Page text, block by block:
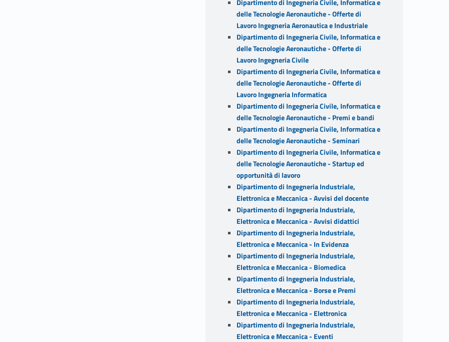
Dipartimento di Ingegneria Civile, Informatica e
delle Tecnologie Aeronautiche - Offerte di
Lavoro Ingegneria Aeronautica e Industriale
Dipartimento di Ingegneria Civile, Informatica e
delle Tecnologie Aeronautiche - Offerte di
Lavoro Ingegneria Civile
Dipartimento di Ingegneria Civile, Informatica e
delle Tecnologie Aeronautiche - Offerte di
Lavoro Ingegneria Informatica
Dipartimento di Ingegneria Civile, Informatica e
delle Tecnologie Aeronautiche - Premi e bandi
Dipartimento di Ingegneria Civile, Informatica e
delle Tecnologie Aeronautiche - Seminari
Dipartimento di Ingegneria Civile, Informatica e
delle Tecnologie Aeronautiche - Startup ed
opportunità di lavoro
Dipartimento di Ingegneria Industriale,
Elettronica e Meccanica - Avvisi del docente
Dipartimento di Ingegneria Industriale,
Elettronica e Meccanica - Avvisi didattici
Dipartimento di Ingegneria Industriale,
Elettronica e Meccanica - In Evidenza
Dipartimento di Ingegneria Industriale,
Elettronica e Meccanica - Biomedica
Dipartimento di Ingegneria Industriale,
Elettronica e Meccanica - Borse e Premi
Dipartimento di Ingegneria Industriale,
Elettronica e Meccanica - Elettronica
Dipartimento di Ingegneria Industriale,
Elettronica e Meccanica - Eventi